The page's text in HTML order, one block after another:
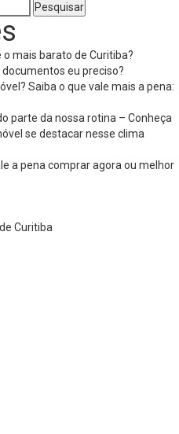
mais barato de Curitiba?
eu preciso?
Saiba o que vale mais a pena:
parte da nossa rotina – Conheça
se destacar nesse clima
a pena comprar agora ou melhor
Curitiba